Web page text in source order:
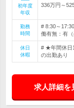
初年度
年収
336万円～
勤務
時間
# 8:30～
働有無：有
休日
休暇
# ★年間休日
の出勤あり
求人詳細を